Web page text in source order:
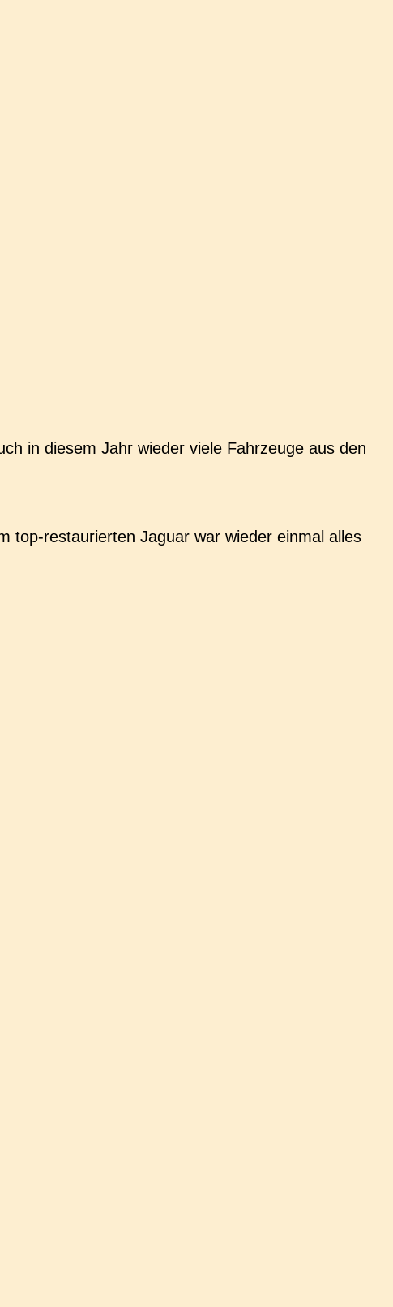
in diesem Jahr wieder viele Fahr­zeu­ge aus den
top-restau­rier­ten Jaguar war wieder einmal alles